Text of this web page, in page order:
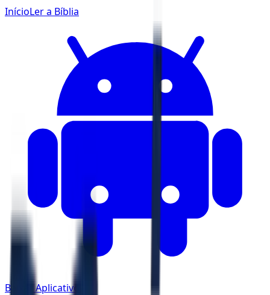
InícioLer a Bíblia
Baixar Aplicativo